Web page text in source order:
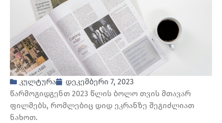
კულტურა
დეკემბერი 7, 2023
წარმოგიდგენთ 2023 წლის ბოლო თვის მთავარ
ფილმებს, რომლებიც დიდ ეკრანზე შეგიძლიათ
ნახოთ.